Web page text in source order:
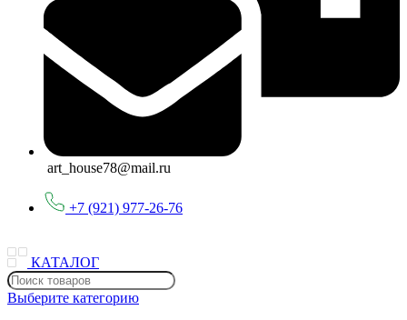
art_house78@mail.ru
+7 (921) 977-26-76
КАТАЛОГ
Выберите категорию